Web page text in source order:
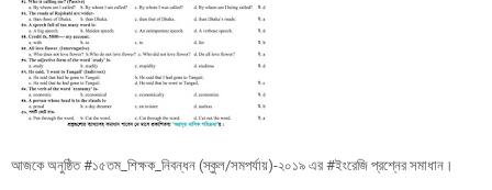
আজকে অনুষ্ঠিত #১৫তম_শিক্ষক_নিবন্ধন (স্কুল/সমপর্যায়)-২০১৯ এর #ইংরেজি প্রশ্নের সমাধান।